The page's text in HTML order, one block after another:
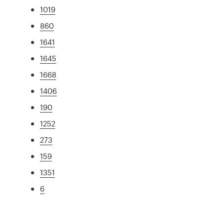
1019
860
1641
1645
1668
1406
190
1252
273
159
1351
6